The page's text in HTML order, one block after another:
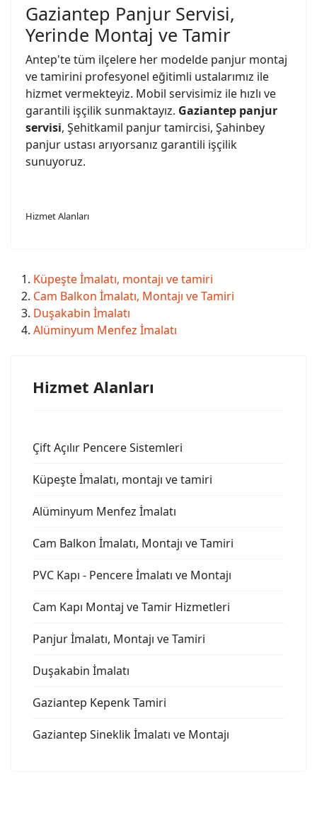
Gaziantep Panjur Servisi,
Yerinde Montaj ve Tamir
Antep'te tüm ilçelere her modelde panjur montaj
ve tamirini profesyonel eğitimli ustalarımız ile
hizmet vermekteyiz. Mobil servisimiz ile hızlı ve
garantili işçilik sunmaktayız. Gaziantep panjur
servisi, Şehitkamil panjur tamircisi, Şahinbey
panjur ustası arıyorsanız garantili işçilik
sunuyoruz.
Hizmet Alanları
Küpeşte İmalatı, montajı ve tamiri
Cam Balkon İmalatı, Montajı ve Tamiri
Duşakabin İmalatı
Alüminyum Menfez İmalatı
Hizmet Alanları
Çift Açılır Pencere Sistemleri
Küpeşte İmalatı, montajı ve tamiri
Alüminyum Menfez İmalatı
Cam Balkon İmalatı, Montajı ve Tamiri
PVC Kapı - Pencere İmalatı ve Montajı
Cam Kapı Montaj ve Tamir Hizmetleri
Panjur İmalatı, Montajı ve Tamiri
Duşakabin İmalatı
Gaziantep Kepenk Tamiri
Gaziantep Sineklik İmalatı ve Montajı